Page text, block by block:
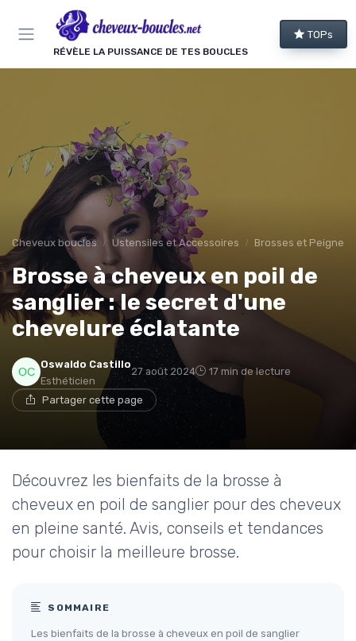
RÉVÈLE LA PUISSANCE DE TES BOUCLES
TOPs
Cheveux boucles Ustensiles et Accessoires Brosses et Peignes
Brosse à cheveux en poil de
sanglier : le secret d'une
chevelure éclatante
Oswaldo Castillo
Esthéticien
27 août 2024 17 min de lecture
Partager cette page
Découvrez les bienfaits de la brosse à
cheveux en poil de sanglier pour des cheveux
en pleine santé. Avis, conseils et tendances
pour choisir la meilleure brosse.
SOMMAIRE
Les bienfaits de la brosse à cheveux en poil de sanglier
Panneau de gestion des cookies